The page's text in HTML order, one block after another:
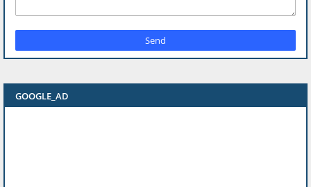
GOOGLE_AD